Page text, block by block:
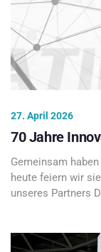
27. April 2026
70 Jahre
Gemeinsam
heute feiern wir
unseres Partners